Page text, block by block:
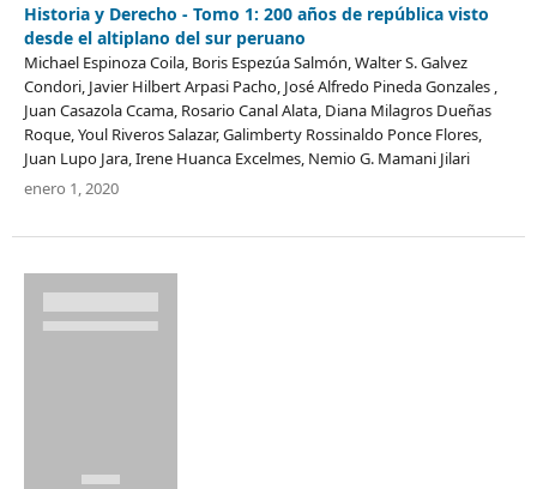
Historia y Derecho - Tomo 1: 200 años de república visto
desde el altiplano del sur peruano
Michael Espinoza Coila, Boris Espezúa Salmón, Walter S. Galvez
Condori, Javier Hilbert Arpasi Pacho, José Alfredo Pineda Gonzales ,
Juan Casazola Ccama, Rosario Canal Alata, Diana Milagros Dueñas
Roque, Youl Riveros Salazar, Galimberty Rossinaldo Ponce Flores,
Juan Lupo Jara, Irene Huanca Excelmes, Nemio G. Mamani Jilari
enero 1, 2020